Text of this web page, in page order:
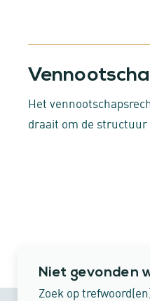
Het
draait om de structuur
Niet gevonden
Zoek op